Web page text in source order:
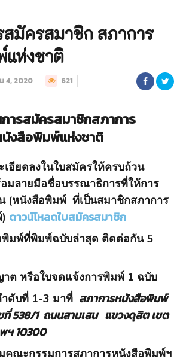
มัครสมาชิก สภาการ
ห่งชาติ
4, 2020 621
ารสมัครสมาชิกสภาการ
งสือพิมพ์แห่งชาติ
เอียดลงในใบสมัครให้ครบถ้วน
มลายมือชื่อบรรณาธิการที่ให้การ
(หนังสือพิมพ์ ที่เป็นสมาชิกสภาการ
ดาวน์โหลดใบสมัครสมาชิก
มพ์ที่พิมพ์ฉบับล่าสุด ติดต่อกัน 5
ต หรือใบจดแจ้งการพิมพ์ 1 ฉบับ
ำดับที่ 1-3 มาที่ สภาการหนังสือพิมพ์
ที่ 538/1 ถนนสามเสน แขวงดุสิต เขต
ฯ 10300
คณะกรรมการสภาการหนังสือพิมพ์ฯ